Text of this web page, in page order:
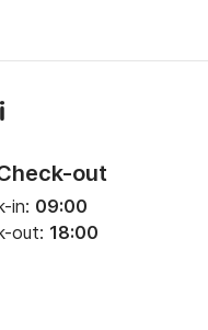
out
in: 09:00
out: 18:00